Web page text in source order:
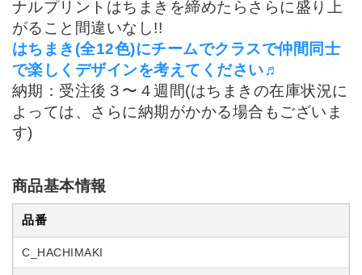
ナルプリントはちまきを締めたらさらに盛り上
がること間違いなし!!
はちまき(全12色)にチームでクラスで仲間同士
で楽しくデザインを考えてください♬
納期：受注後３〜４週間(はちまきの在庫状況に
よっては、さらに納期がかかる場合もございま
す)
商品基本情報
品番
C_HACHIMAKI